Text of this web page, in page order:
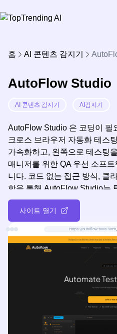
홈 AI 콘텐츠 감지기
AutoFlow Studio
AI 콘텐츠 감지기 AI감지기
AutoFlow Studio 은 코딩이 필
크로스 브라우저 자동화 테스
가속화하고, 왼쪽으로 테스팅
매니저를 위한 QA 우선 소프
니다. 코드 없는 접근 방식, 클
합을 통해 AutoFlow Studio는
자동화하고 효율적으로 고품
있도록 지원합니다.
사이트 열기
https://